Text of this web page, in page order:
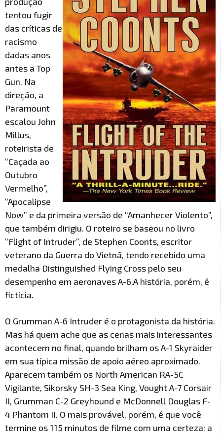
tentou fugir
das críticas de
racismo
dadas anos
antes a Top
Gun. Na
direção, a
Paramount
escalou John
Millus,
roteirista de
“Caçada ao
Outubro
Vermelho”,
“Apocalipse
Now” e da primeira versão de “Amanhecer Violento”,
que também dirigiu. O roteiro se baseou no livro
“Flight of Intruder”, de Stephen Coonts, escritor
veterano da Guerra do Vietnã, tendo recebido uma
medalha Distinguished Flying Cross pelo seu
desempenho em aeronaves A-6.A história, porém, é
fictícia.
O Grumman A-6 Intruder é o protagonista da história.
Mas há quem ache que as cenas mais interessantes
acontecem no final, quando brilham os A-1 Skyraider
em sua típica missão de apoio aéreo aproximado.
Aparecem também os North American RA-5C
Vigilante, Sikorsky SH-3 Sea King, Vought A-7 Corsair
II, Grumman C-2 Greyhound e McDonnell Douglas F-
4 Phantom II. O mais provável, porém, é que você
termine os 115 minutos de filme com uma certeza: a